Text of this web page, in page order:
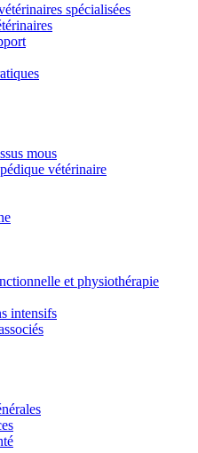
spécialisées
mous
vétérinaire
et physiothérapie
intensifs